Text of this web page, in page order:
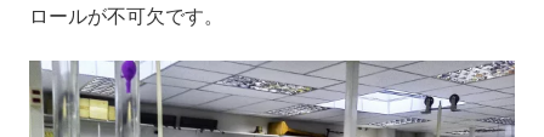
ロールが不可欠です。